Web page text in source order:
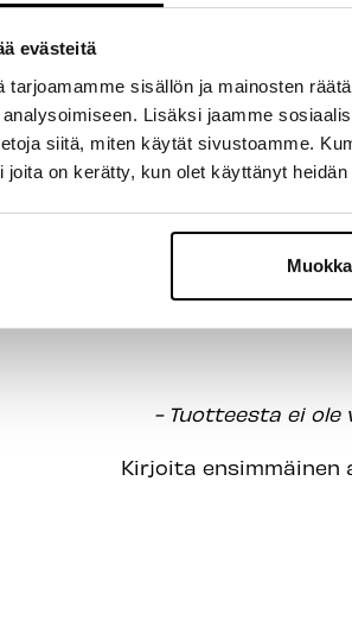
evästeitä
tarjoamamme sisällön ja mainosten
Lisäksi jaamme
siitä, miten käytät sivustoamme.
joita on kerätty, kun olet käyttänyt heidän
- Tuotteesta ei ole
Kirjoita